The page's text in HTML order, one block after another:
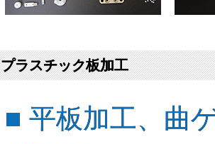
プラスチック板加工
■ 平板加工、曲